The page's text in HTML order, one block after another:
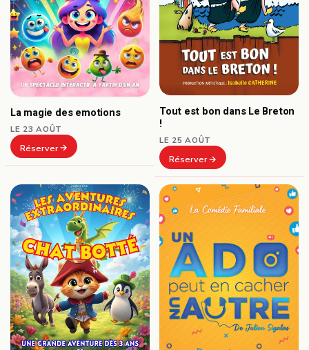
La magie des emotions
LE 23 AOÛT
Réserver
Tout est bon dans Le Breton
!
LE 25 AOÛT
Réserver